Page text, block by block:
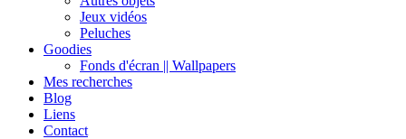
Jeux vidéos
Peluches
Goodies
Fonds d'écran || Wallpapers
Mes recherches
Blog
Liens
Contact